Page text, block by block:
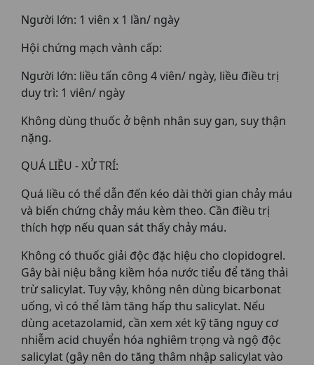
Người lớn: 1 viên x 1 lần/ ngày
Hội chứng mạch vành cấp:
Người lớn: liều tấn công 4 viên/ ngày, liều điều trị
duy trì: 1 viên/ ngày
Không dùng thuốc ở bệnh nhân suy gan, suy thận
nặng.
QUÁ LIỀU - XỬ TRÍ:
Quá liều có thể dẫn đến kéo dài thời gian chảy máu
và biến chứng chảy máu kèm theo. Cần điều trị
thích hợp nếu quan sát thấy chảy máu.
Không có thuốc giải độc đặc hiệu cho clopidogrel.
Gây bài niệu bằng kiềm hóa nước tiểu để tăng thải
trừ salicylat. Tuy vậy, không nên dùng bicarbonat
uống, vì có thể làm tăng hấp thu salicylat. Nếu
dùng acetazolamid, cần xem xét kỹ tăng nguy cơ
nhiễm acid chuyển hóa nghiêm trọng và ngộ độc
salicylat (gây nên do tăng thâm nhập salicylat vào